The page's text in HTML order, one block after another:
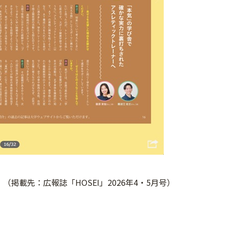
（掲載先：広報誌「HOSEI」2026年4・5月号）